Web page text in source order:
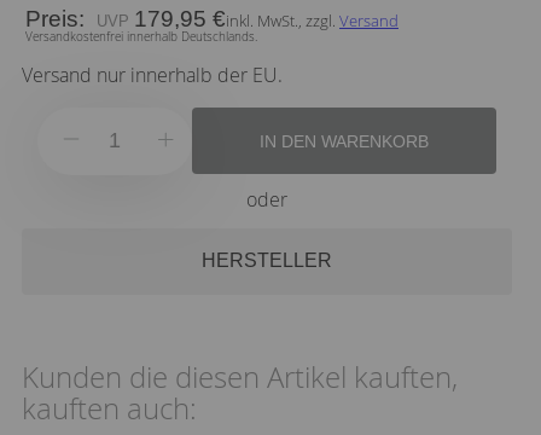
Preis: 179,95 €inkl. MwSt., zzgl. Versand
Versandkostenfrei innerhalb Deutschlands.
Versand nur innerhalb der EU.
IN DEN WARENKORB
oder
HERSTELLER
Kunden die diesen Artikel kauften,
kauften auch: